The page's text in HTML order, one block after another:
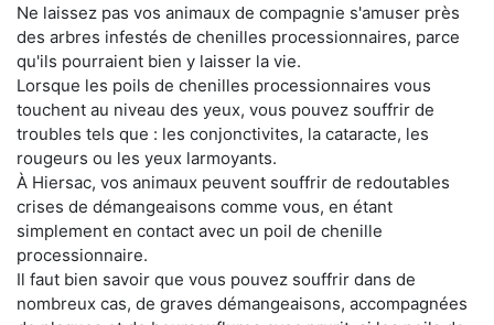
Ne laissez pas vos animaux de compagnie s'amuser près
des arbres infestés de chenilles processionnaires, parce
qu'ils pourraient bien y laisser la vie.
Lorsque les poils de chenilles processionnaires vous
touchent au niveau des yeux, vous pouvez souffrir de
troubles tels que : les conjonctivites, la cataracte, les
rougeurs ou les yeux larmoyants.
À Hiersac, vos animaux peuvent souffrir de redoutables
crises de démangeaisons comme vous, en étant
simplement en contact avec un poil de chenille
processionnaire.
Il faut bien savoir que vous pouvez souffrir dans de
nombreux cas, de graves démangeaisons, accompagnées